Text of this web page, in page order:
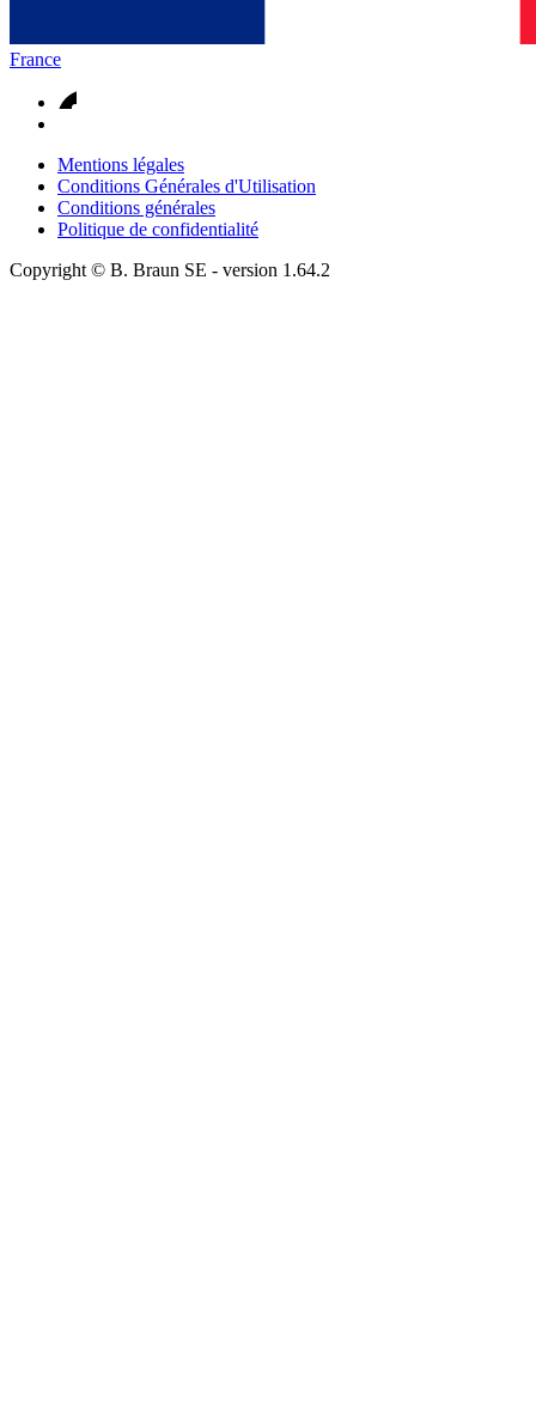
France
Mentions légales
Conditions Générales d'Utilisation
Conditions générales
Politique de confidentialité
Copyright © B. Braun SE - version 1.64.2